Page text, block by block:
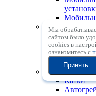
Горно-шахтная
(DTH)
Дорожно-
Катки
Мы
сайтом было
сookies в
ознакомитесь с
Принять